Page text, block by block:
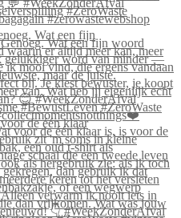
Wat een fijn
de één klaar